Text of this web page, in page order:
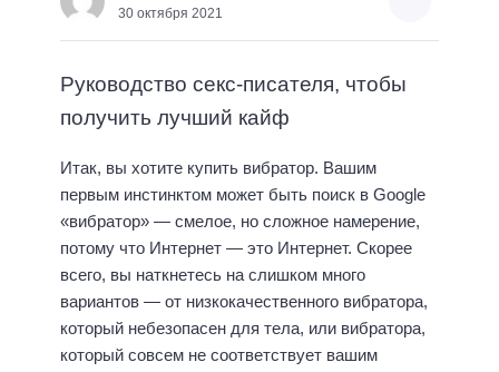
30 октября 2021
Руководство секс-писателя, чтобы
получить лучший кайф
Итак, вы хотите купить вибратор. Вашим
первым инстинктом может быть поиск в Google
«вибратор» — смелое, но сложное намерение,
потому что Интернет — это Интернет. Скорее
всего, вы наткнетесь на слишком много
вариантов — от низкокачественного вибратора,
который небезопасен для тела, или вибратора,
который совсем не соответствует вашим